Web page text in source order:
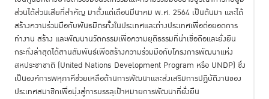
ส่วนได้ส่วนเสียที่สำคัญ มาตั้งแต่เดือนมีนาคม พ.ศ. 2564 เป็นต้นมา และได้
สร้างความร่วมมือกับพันธมิตรทั้งในประเทศและต่างประเทศเพื่อต่อยอดการ
ทำงาน สร้าง และพัฒนานวัตกรรมเพื่อความยุติธรรมที่น่าเชื่อถือและยั่งยืน
กระทั่งล่าสุดได้สานสัมพันธ์เพื่อสร้างความร่วมมือกับโครงการพัฒนาแห่ง
สหประชาชาติ (United Nations Development Program หรือ UNDP) ซึ่ง
เป็นองค์การพหุภาคีช่วยเหลือด้านการพัฒนาและส่งเสริมการปฏิบัติงานของ
ประเทศสมาชิกเพื่อมุ่งสู่การบรรลุเป้าหมายการพัฒนาที่ยั่งยืน